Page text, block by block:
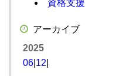
資格支援
アーカイブ
2025
06 12